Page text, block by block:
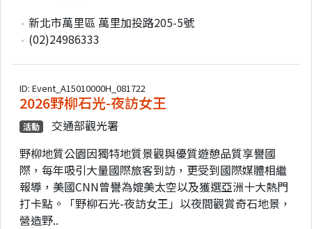
新北市萬里區 萬里加投路205-5號
(02)24986333
ID: Event_A15010000H_081722
2026野柳石光-夜訪女王
活動
交通部觀光署
野柳地質公園因獨特地質景觀與優質遊憩品質享譽國
際，每年吸引大量國際旅客到訪，更受到國際媒體相繼
報導，美國CNN曾譽為媲美太空以及獲選亞洲十大熱門
打卡點。「野柳石光-夜訪女王」以夜間觀賞奇石地景，
營造野..